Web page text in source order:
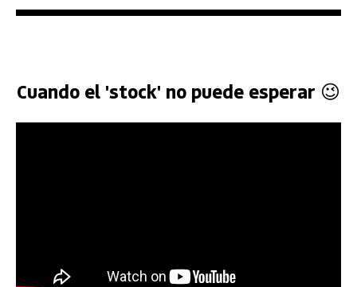
Cuando el 'stock' no puede esperar 😉